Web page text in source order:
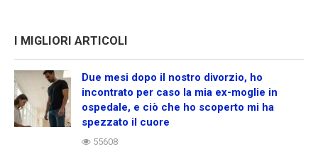
I MIGLIORI ARTICOLI
Due mesi dopo il nostro divorzio, ho
incontrato per caso la mia ex-moglie in
ospedale, e ciò che ho scoperto mi ha
spezzato il cuore
55608